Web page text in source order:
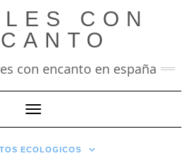
CON
con encanto en españa
Cambiar modo de navegación
ECOLOGICOS